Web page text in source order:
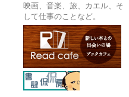
映画、音楽、旅、カエル、そ
して仕事のことなど。